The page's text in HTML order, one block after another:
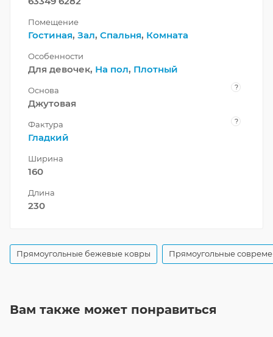
Помещение
Гостиная, Зал, Спальня, Комната
Особенности
Для девочек, На пол, Плотный
Основа ?
Джутовая
Фактура ?
Гладкий
Ширина
160
Длина
230
Прямоугольные бежевые ковры Прямоугольные
Вам также может понравиться